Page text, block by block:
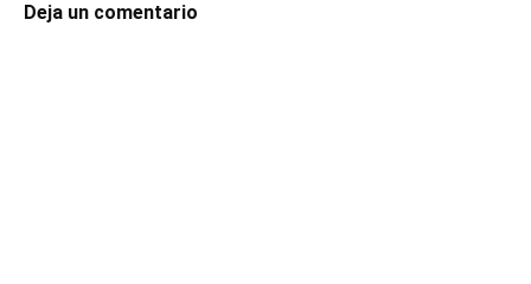
Deja un comentario